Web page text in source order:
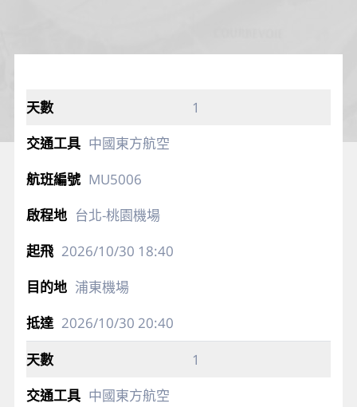
1
中國東方航空
MU5006
台北-桃園機場
2026/10/30 18:40
浦東機場
2026/10/30 20:40
1
中國東方航空